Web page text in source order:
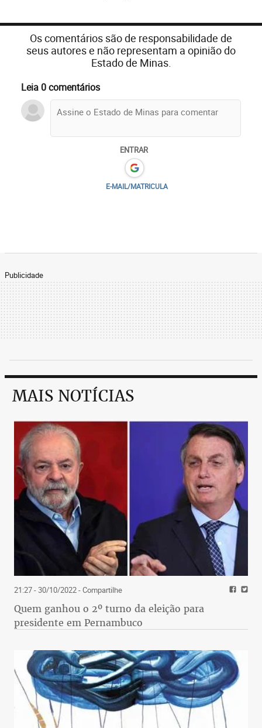
Os comentários são de responsabilidade de
seus autores e não representam a opinião do
Estado de Minas.
Leia 0 comentários
ENTRAR
E-MAIL/MATRICULA
Publicidade
MAIS NOTÍCIAS
21:27 - 30/10/2022- Compartilhe
Quem ganhou o 2º turno da eleição para
presidente em Pernambuco